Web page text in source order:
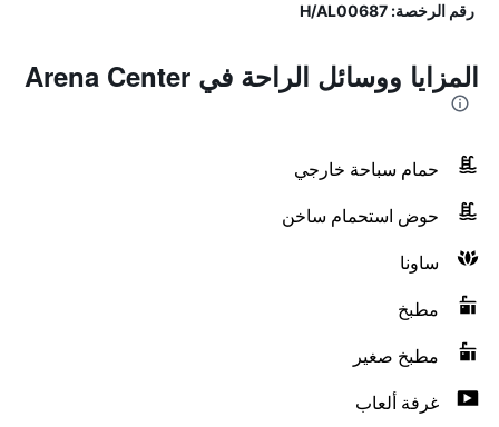
رقم الرخصة: H/AL00687
المزايا ووسائل الراحة في Arena Center
حمام سباحة خارجي
حوض استحمام ساخن
ساونا
مطبخ
مطبخ صغير
غرفة ألعاب